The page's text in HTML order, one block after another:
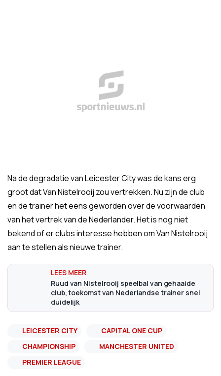
Na de degradatie van Leicester City was de kans erg
groot dat Van Nistelrooij zou vertrekken. Nu zijn de club
en de trainer het eens geworden over de voorwaarden
van het vertrek van de Nederlander. Het is nog niet
bekend of er clubs interesse hebben om Van Nistelrooij
aan te stellen als nieuwe trainer.
Ruud van Nistelrooij speelbal van gehaaide
club, toekomst van Nederlandse trainer snel
duidelijk
LEICESTER CITY
CAPITAL ONE CUP
CHAMPIONSHIP
MANCHESTER UNITED
PREMIER LEAGUE